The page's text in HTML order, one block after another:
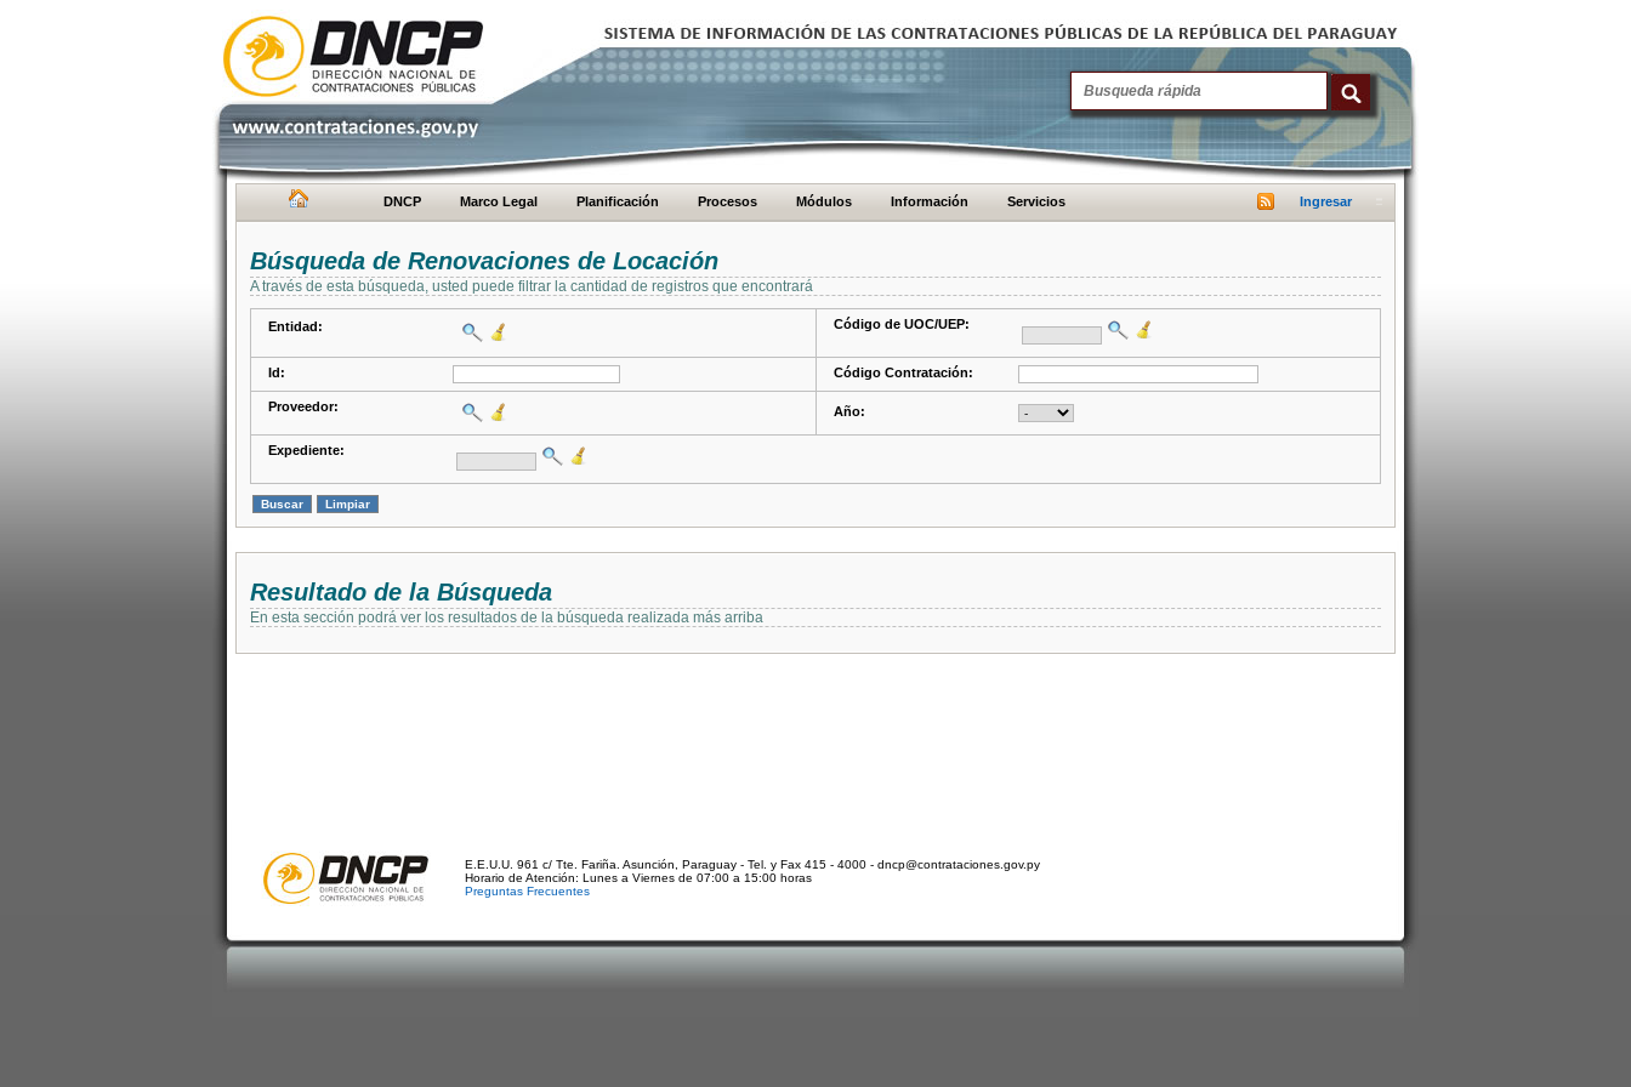
DNCP Marco Legal Planificación Procesos Módulos Información Servicios Ingresar
Búsqueda de Renovaciones de Locación
A través de esta búsqueda, usted puede filtrar la cantidad de registros que encontrará
Entidad: Código de UOC/UEP:
Id: Código Contratación:
Proveedor: Año:
Expediente:
Resultado de la Búsqueda
En esta sección podrá ver los resultados de la búsqueda realizada más arriba
E.E.U.U. 961 c/ Tte. Fariña. Asunción, Paraguay - Tel. y Fax 415 - 4000 - dncp@contrataciones.gov.py
Horario de Atención: Lunes a Viernes de 07:00 a 15:00 horas
Preguntas Frecuentes